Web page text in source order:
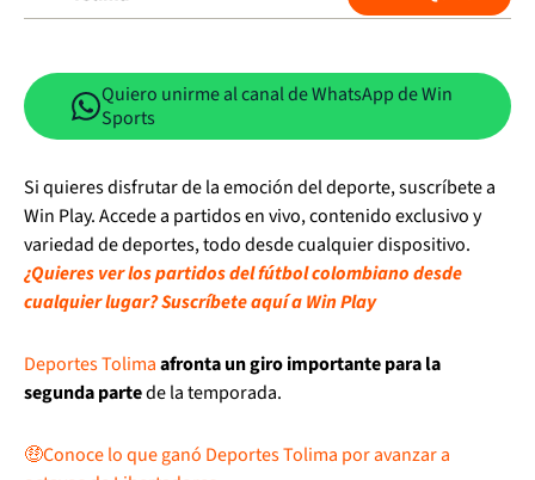
Quiero unirme al canal de WhatsApp de Win
Sports
Si quieres disfrutar de la emoción del deporte, suscríbete a
Win Play. Accede a partidos en vivo, contenido exclusivo y
variedad de deportes, todo desde cualquier dispositivo.
¿Quieres ver los partidos del fútbol colombiano desde
cualquier lugar? Suscríbete aquí a Win Play
Deportes Tolimaafronta un giro importante para la
segunda partede la temporada.
🤑Conoce lo que ganó Deportes Tolima por avanzar a